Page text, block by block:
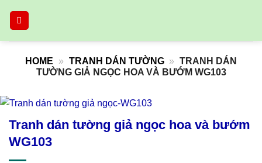
HOME » TRANH DÁN TƯỜNG » TRANH DÁN
TƯỜNG GIẢ NGỌC HOA VÀ BƯỚM WG103
Tranh dán tường giả ngọc hoa và bướm
WG103